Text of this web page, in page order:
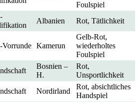
Foulspiel
Albanien Rot, Tätlichkeit
Kamerun
Gelb-Rot,
wiederholtes
Foulspiel
Bosnien –
H.
Rot,
Unsportlichkeit
Nordirland
Rot, absichtliches
Handspiel